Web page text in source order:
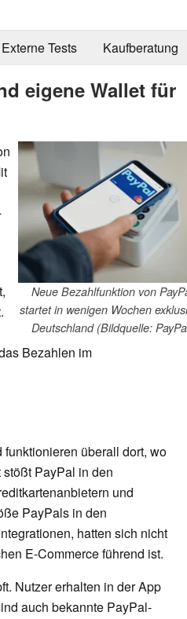
Externe Tests Kaufberatung
eigene Wallet für
Neue Bezahlfunktion von
startet in wenigen Wochen
Deutschland (Bildquelle:
Bezahlen im
überall dort, wo
PayPal in den
und
PayPals in den
hatten sich nicht
E-Commerce führend ist.
Nutzer erhalten in der App
auch bekannte PayPal-